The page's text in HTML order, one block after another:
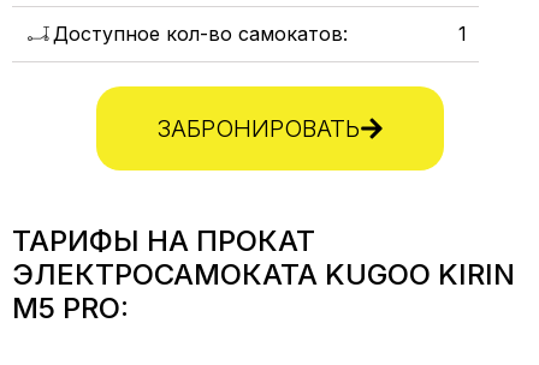
Доступное кол-во самокатов: 1
ЗАБРОНИРОВАТЬ
ТАРИФЫ НА ПРОКАТ
ЭЛЕКТРОСАМОКАТА KUGOO KIRIN
M5 PRO: